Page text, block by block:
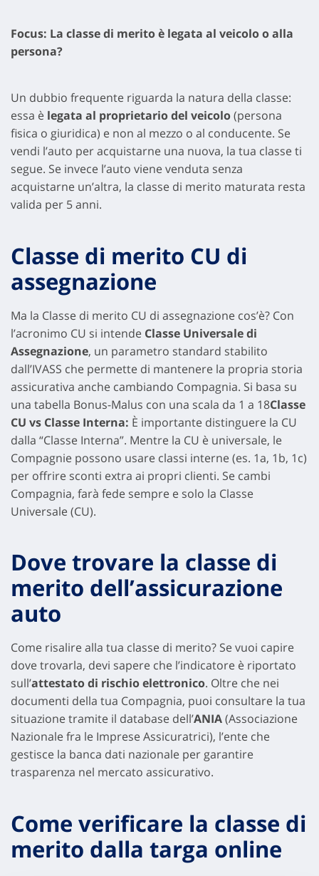
Focus: La classe di merito è legata al veicolo o alla
persona?
Un dubbio frequente riguarda la natura della classe:
essa è legata al proprietario del veicolo(persona
fisica o giuridica) e non al mezzo o al conducente. Se
vendi l’auto per acquistarne una nuova, la tua classe ti
segue. Se invece l’auto viene venduta senza
acquistarne un’altra, la classe di merito maturata resta
valida per 5 anni.
Classe di merito CU di
assegnazione
Ma la Classe di merito CU di assegnazione cos’è? Con
l’acronimo CU si intende Classe Universale di
Assegnazione, un parametro standard stabilito
dall’IVASS che permette di mantenere la propria storia
assicurativa anche cambiando Compagnia. Si basa su
una tabella Bonus-Malus con una scala da 1 a 18Classe
CU vs Classe Interna: È importante distinguere la CU
dalla “Classe Interna”. Mentre la CU è universale, le
Compagnie possono usare classi interne (es. 1a, 1b, 1c)
per offrire sconti extra ai propri clienti. Se cambi
Compagnia, farà fede sempre e solo la Classe
Universale (CU).
Dove trovare la classe di
merito dell’assicurazione
auto
Come risalire alla tua classe di merito? Se vuoi capire
dove trovarla, devi sapere che l’indicatore è riportato
sull’attestato di rischio elettronico. Oltre che nei
documenti della tua Compagnia, puoi consultare la tua
situazione tramite il database dell’ANIA(Associazione
Nazionale fra le Imprese Assicuratrici), l’ente che
gestisce la banca dati nazionale per garantire
trasparenza nel mercato assicurativo.
Come verificare la classe di
merito dalla targa online